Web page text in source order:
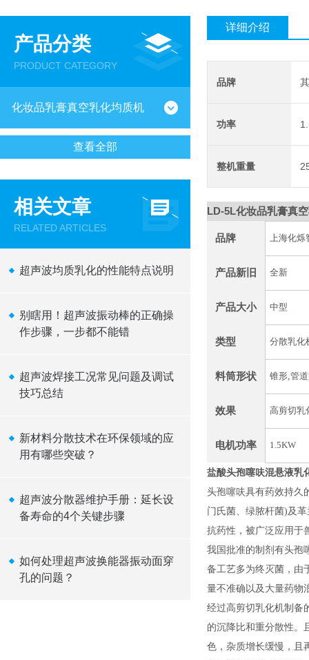
产品分类
PRODUCT CATEGORY
化妆品乳膏真空乳化均质机
查看全部
相关文章
RELATED ARTICLES
超声波均质乳化的性能特点说明
别瞎用！超声波振动棒的正确操
作步骤，一步都不能错
超声波焊接工况常见问题及调试
技巧总结
新材料分散技术在环保领域的应
用有哪些突破？
超声波分散器维护手册：延长设
备寿命的4个关键步骤
如何处理超声波换能器振动面穿
孔的问题？
详细介绍
品牌
功率
整机重量
LD-5L化妆品乳膏真
品牌 上海化烁
产品新旧 全新
产品大小 中型
类型 分散乳化
料筒形状 锥形,管
效果 高剪切乳
电机功率 1.5KW
盐酸头孢噻呋混悬液乳
头孢噻呋具有药效持久
门氏菌、绿脓杆菌)及
抗药性，被广泛应用于
我国批准的制剂有头孢
备工艺多为终灭菌，由
量不准确以及大量药物
经过高剪切乳化机制备
的沉降比和重分散性。
色，杂质增长缓慢，且